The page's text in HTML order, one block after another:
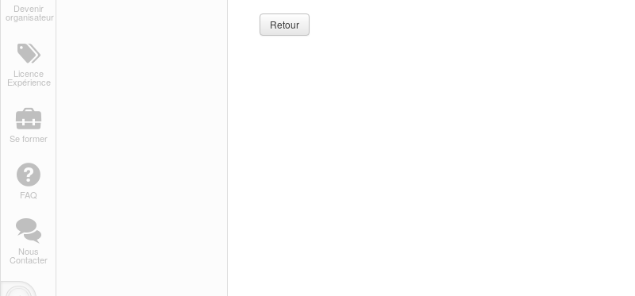
Devenir
organisateur
Licence
Expérience
Se former
FAQ
Nous
Contacter
Retour